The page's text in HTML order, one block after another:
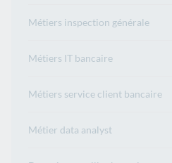
Métiers inspection générale
Métiers IT bancaire
Métiers service client bancaire
Métier data analyst